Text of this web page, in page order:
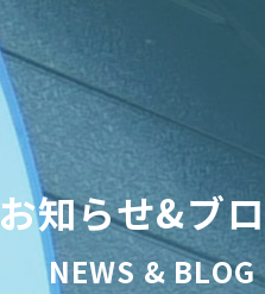
お知らせ&ブ
NEWS & BLOG